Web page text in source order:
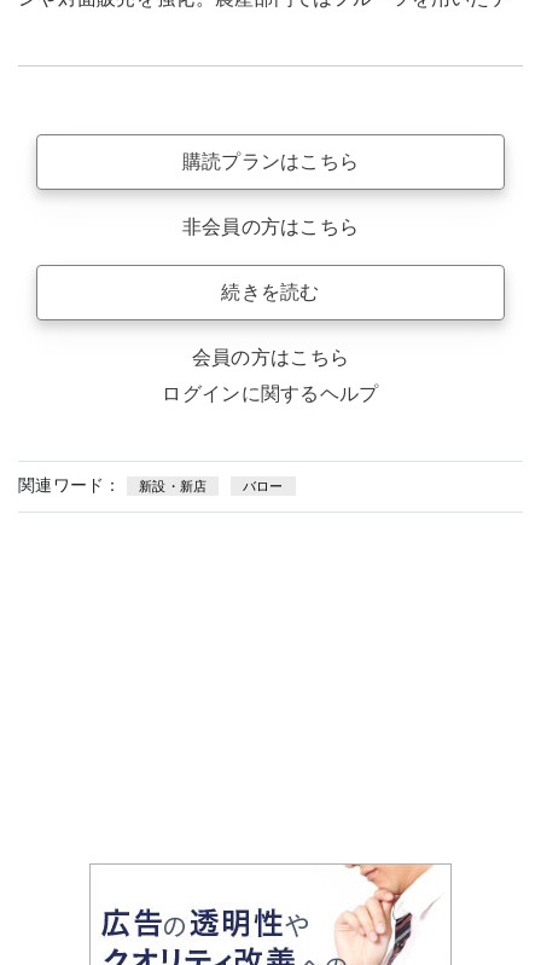
購読プランはこちら
非会員の方はこちら
続きを読む
会員の方はこちら
ログインに関するヘルプ
関連ワード： 新設・新店 バロー